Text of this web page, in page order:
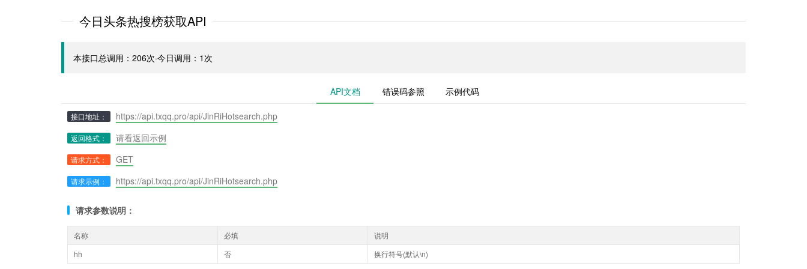
今日头条热搜榜获取API
本接口总调用：206次·今日调用：1次
API文档 错误码参照 示例代码
接口地址： https://api.txqq.pro/api/JinRiHotsearch.php
返回格式： 请看返回示例
请求方式： GET
请求示例： https://api.txqq.pro/api/JinRiHotsearch.php
请求参数说明：
名称 必填
说明
hh
否 换行符号(默认\n)